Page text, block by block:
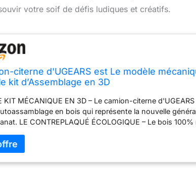
votre soif de défis ludiques et créatifs.
citerne d'UGEARS est Le modèle
kit d’Assemblage en 3D
KIT MÉCANIQUE EN 3D – Le camion-citerne
en bois qui représente la nouvelle
LE CONTREPLAQUÉ ÉCOLOGIQUE – Le bois
produit d’après tous les standards de la sécurité et de
– ce camion d'UGEARS a 594 détails qui en
compliqués. C'est aussi le modèle mobile car notre